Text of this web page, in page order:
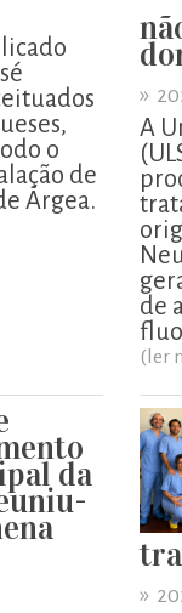
o
de
Árgea.
»
A
de
(ler
da
»